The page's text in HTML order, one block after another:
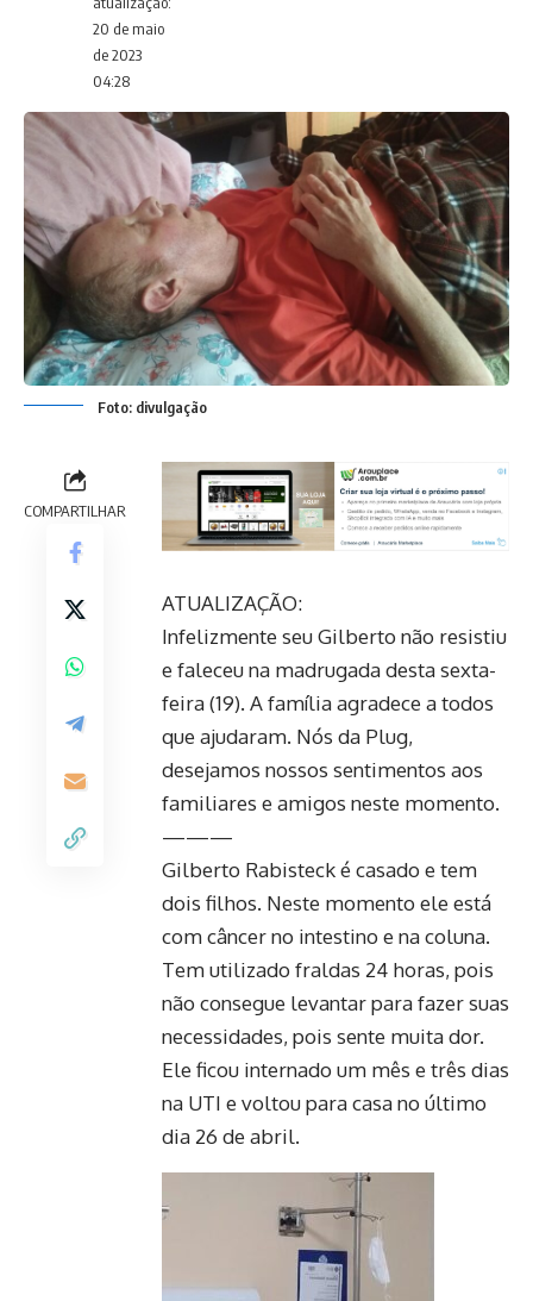
20 de maio
de 2023
04:28
Foto: divulgação
COMPARTILHAR
ATUALIZAÇÃO:
Infelizmente seu Gilberto não resistiu
e faleceu na madrugada desta sexta-
feira (19). A família agradece a todos
que ajudaram. Nós da Plug,
desejamos nossos sentimentos aos
familiares e amigos neste momento.
———
Gilberto Rabisteck é casado e tem
dois filhos. Neste momento ele está
com câncer no intestino e na coluna.
Tem utilizado fraldas 24 horas, pois
não consegue levantar para fazer suas
necessidades, pois sente muita dor.
Ele ficou internado um mês e três dias
na UTI e voltou para casa no último
dia 26 de abril.